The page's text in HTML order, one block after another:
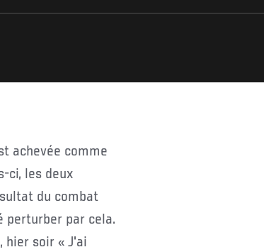
achevée comme
ci, les deux
du combat
perturber par cela.
hier soir « J'ai